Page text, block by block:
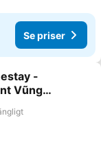
Se priser
Favoriter
-
Vũng